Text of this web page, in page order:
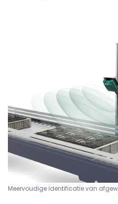
Meervoudige identificatie van